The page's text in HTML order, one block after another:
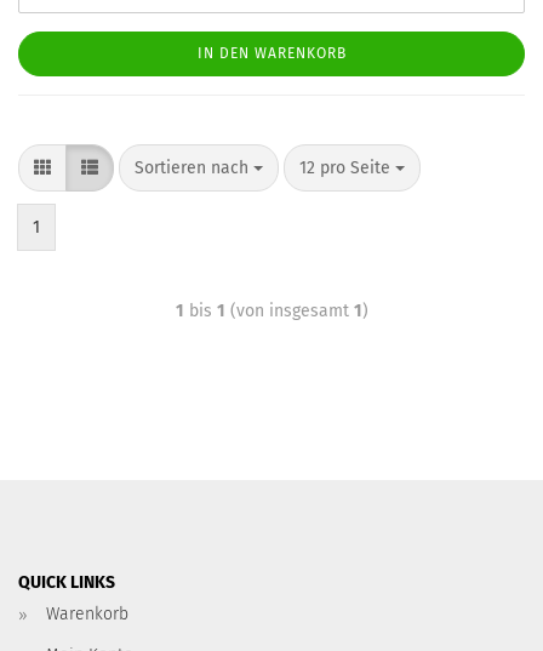
IN DEN WARENKORB
Sortieren nach 12 pro Seite
1
1 bis 1 (von insgesamt 1)
QUICK LINKS
Warenkorb